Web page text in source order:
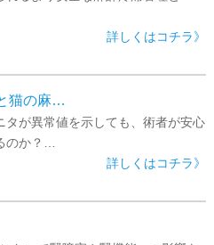
詳しくはコチラ》
猫の麻…
タが異常値を示しても、術者が安心
のか？…
詳しくはコチラ》